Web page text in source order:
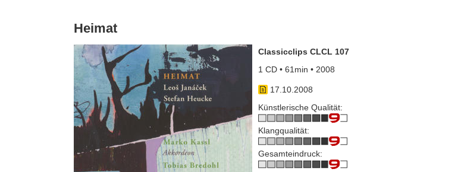
Heimat
Classicclips CLCL 107
1 CD • 61min • 2008
17.10.2008
Künstlerische Qualität:
Klangqualität:
Gesamteindruck: